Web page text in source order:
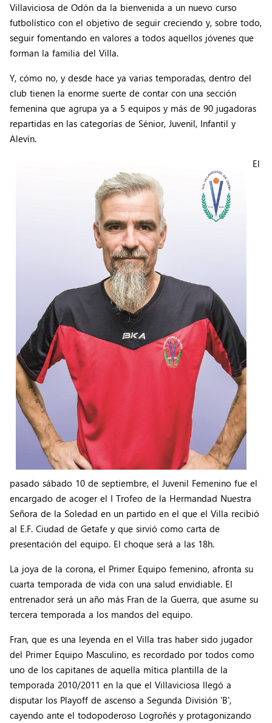
Villaviciosa de Odón da la bienvenida a un nuevo curso
futbolístico con el objetivo de seguir creciendo y, sobre todo,
seguir fomentando en valores a todos aquellos jóvenes que
forman la familia del Villa.
Y, cómo no, y desde hace ya varias temporadas, dentro del
club tienen la enorme suerte de contar con una sección
femenina que agrupa ya a 5 equipos y más de 90 jugadoras
repartidas en las categorías de Sénior, Juvenil, Infantil y
Alevín.
El
pasado sábado 10 de septiembre, el Juvenil Femenino fue el
encargado de acoger el I Trofeo de la Hermandad Nuestra
Señora de la Soledad en un partido en el que el Villa recibió
al E.F. Ciudad de Getafe y que sirvió como carta de
presentación del equipo. El choque será a las 18h.
La joya de la corona, el Primer Equipo femenino, afronta su
cuarta temporada de vida con una salud envidiable. El
entrenador será un año más Fran de la Guerra, que asume su
tercera temporada a los mandos del equipo.
Fran, que es una leyenda en el Villa tras haber sido jugador
del Primer Equipo Masculino, es recordado por todos como
uno de los capitanes de aquella mítica plantilla de la
temporada 2010/2011 en la que el Villaviciosa llegó a
disputar los Playoff de ascenso a Segunda División 'B',
cayendo ante el todopoderoso Logroñés y protagonizando